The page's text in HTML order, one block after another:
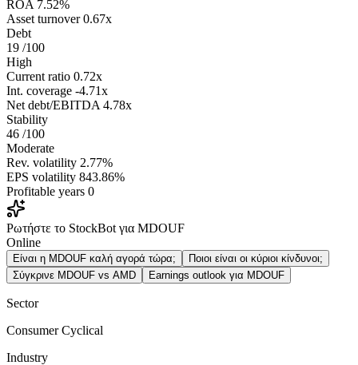
ROA 7.52%
Asset turnover 0.67x
Debt
19 /100
High
Current ratio 0.72x
Int. coverage -4.71x
Net debt/EBITDA 4.78x
Stability
46 /100
Moderate
Rev. volatility 2.77%
EPS volatility 843.86%
Profitable years 0
Ρωτήστε το StockBot για MDOUF
Online
Είναι η MDOUF καλή αγορά τώρα;
Ποιοι είναι οι κύριοι κίνδυνοι;
Σύγκρινε MDOUF vs AMD
Earnings outlook για MDOUF
Sector
Consumer Cyclical
Industry